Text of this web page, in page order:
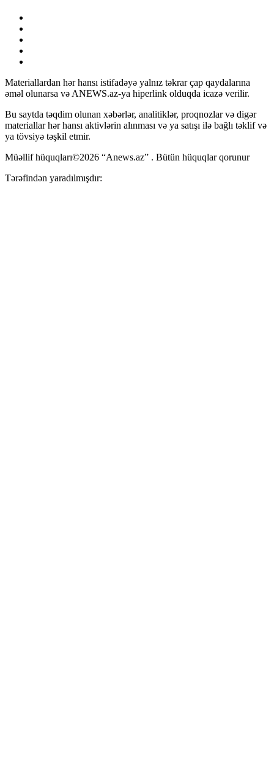
Materiallardan hər hansı istifadəyə yalnız təkrar çap qaydalarına
əməl olunarsa və ANEWS.az-ya hiperlink olduqda icazə verilir.
Bu saytda təqdim olunan xəbərlər, analitiklər, proqnozlar və digər
materiallar hər hansı aktivlərin alınması və ya satışı ilə bağlı təklif və
ya tövsiyə təşkil etmir.
Müəllif hüquqları©2026 “Anews.az” . Bütün hüquqlar qorunur
Tərəfindən yaradılmışdır: